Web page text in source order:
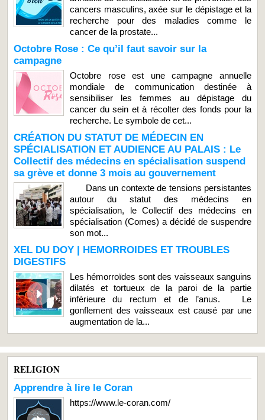
cancers masculins, axée sur le dépistage et la
recherche pour des maladies comme le
cancer de la prostate...
Octobre Rose : Ce qu’il faut savoir sur la
campagne
Octobre rose est une campagne annuelle
mondiale de communication destinée à
sensibiliser les femmes au dépistage du
cancer du sein et à récolter des fonds pour la
recherche. Le symbole de cet...
CRÉATION DU STATUT DE MÉDECIN EN
SPÉCIALISATION ET AUDIENCE AU PALAIS : Le
Collectif des médecins en spécialisation suspend
sa grève et donne 3 mois au gouvernement
Dans un contexte de tensions persistantes
autour du statut des médecins en
spécialisation, le Collectif des médecins en
spécialisation (Comes) a décidé de suspendre
son mot...
XEL DU DOY | HEMORROIDES ET TROUBLES
DIGESTIFS
Les hémorroïdes sont des vaisseaux sanguins
dilatés et tortueux de la paroi de la partie
inférieure du rectum et de l’anus. Le
gonflement des vaisseaux est causé par une
augmentation de la...
RELIGION
Apprendre à lire le Coran
https://www.le-coran.com/